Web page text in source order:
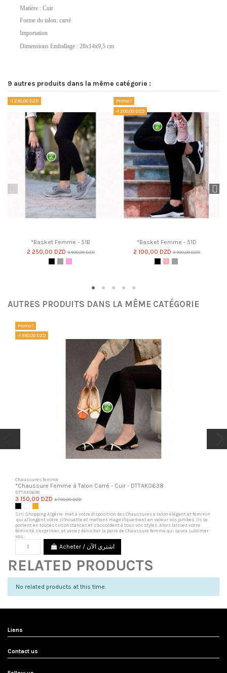
Matière : Cuir
Forme du talon: carré
Importation
Dimensions Emballage : 28x14x9,5 cm
9 autres produits dans la même catégorie :
-1 250,00 DZD
*Basket Femme - 51B
2 250,00 DZD 3 500,00 DZD
NoirGrisViolet Clair
Promo !
-1 200,00 DZD
*Basket Femme - 51D
2 100,00 DZD 3 300,00 DZD
NoirRoseGris
AUTRES PRODUITS DANS LA MÊME CATÉGORIE
Promo !
-1 550,00 DZD
Chaussures femme
*Chaussure Femme à Talon Carré - Cuir - DTTAK0638
DTTAK0638
3 150,00 DZD 4 700,00 DZD
NoirBlancOrange
Siri Shopping Algérie met à votre disposition des Chaussures a talon élégant et féminin
qui allongent votre silhouette et mettent magnifiquement en valeur vos jambes. Ils se
portent en toutes circonstances et s’accordent à tous vos styles. Alors laissez votre
féminité s’exprimer, et venez dénicher la paire de Chaussure femme qui saura sublimer
vos...
Acheter / اشتري الآن
RELATED PRODUCTS
No related products at this time.
Liens
Contact us